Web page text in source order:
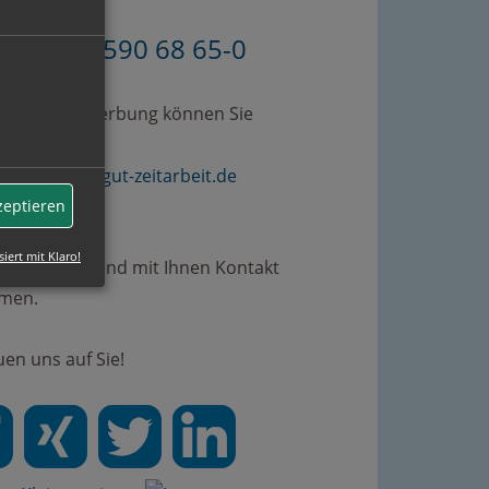
(0)89 590 68 65-0
Bewerbung können Sie
zeitarbeit.de
umgehend mit Ihnen Kontakt
uns auf Sie!
mit Klaro!